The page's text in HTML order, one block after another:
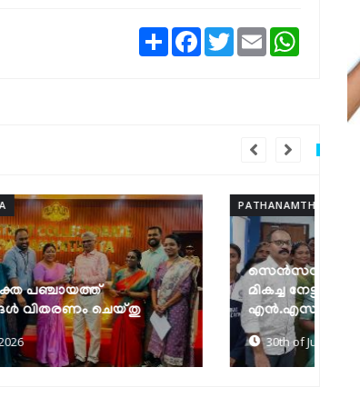
ShareFacebook
TwitterEmail
PATHANAMTHITTA
സെൻസസ് സെൽഫ് എന്യൂമറേഷൻ:
മികച്ച നേട്ടവുമായി ഹയർ സെക്കൻഡറി
എൻ.എസ്.എസ് യൂണിറ്റുകൾ
30th of June 2026